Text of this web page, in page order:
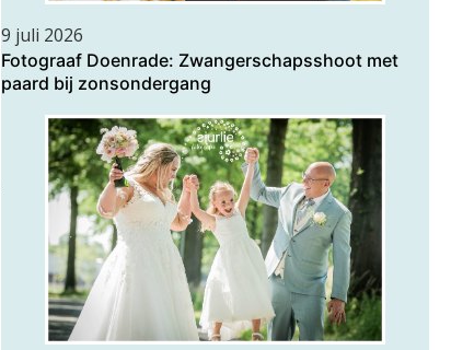
9 juli 2026
Fotograaf Doenrade: Zwangerschapsshoot met
paard bij zonsondergang